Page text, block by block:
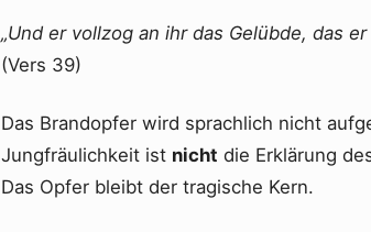
„Und er vollzog an ihr das Gelübde, das
(Vers 39)
Das Brandopfer wird sprachlich nicht
Jungfräulichkeit ist nicht die Erklärung
Das Opfer bleibt der tragische Kern.